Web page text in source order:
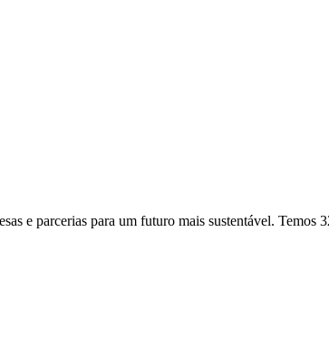
e parcerias para um futuro mais sustentável. Temos